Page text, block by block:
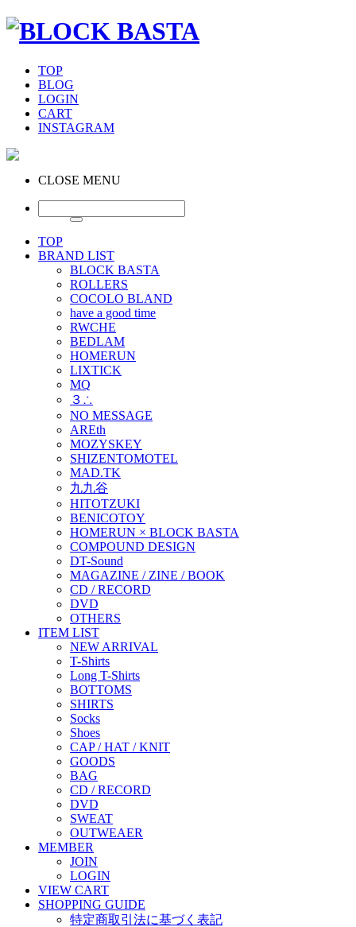
TOP
BLOG
LOGIN
CART
INSTAGRAM
CLOSE MENU
TOP
BRAND LIST
BLOCK BASTA
ROLLERS
COCOLO BLAND
have a good time
RWCHE
BEDLAM
HOMERUN
LIXTICK
MQ
３∴
NO MESSAGE
AREth
MOZYSKEY
SHIZENTOMOTEL
MAD.TK
九九谷
HITOTZUKI
BENICOTOY
HOMERUN × BLOCK BASTA
COMPOUND DESIGN
DT-Sound
MAGAZINE / ZINE / BOOK
CD / RECORD
DVD
OTHERS
ITEM LIST
NEW ARRIVAL
T-Shirts
Long T-Shirts
BOTTOMS
SHIRTS
Socks
Shoes
CAP / HAT / KNIT
GOODS
BAG
CD / RECORD
DVD
SWEAT
OUTWEAER
MEMBER
JOIN
LOGIN
VIEW CART
SHOPPING GUIDE
特定商取引法に基づく表記